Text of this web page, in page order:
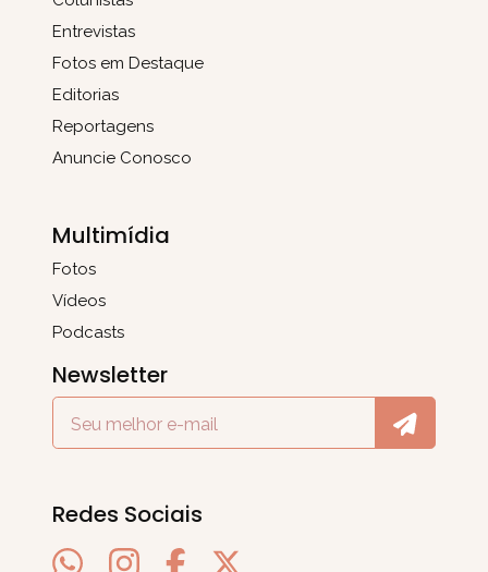
Entrevistas
Fotos em Destaque
Editorias
Reportagens
Anuncie Conosco
Multimídia
Fotos
Vídeos
Podcasts
Newsletter
Redes Sociais